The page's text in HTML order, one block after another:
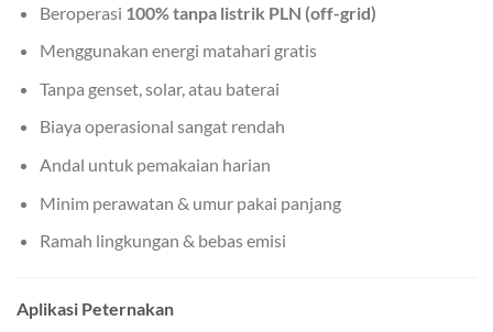
Beroperasi 100% tanpa listrik PLN (off-grid)
Menggunakan energi matahari gratis
Tanpa genset, solar, atau baterai
Biaya operasional sangat rendah
Andal untuk pemakaian harian
Minim perawatan & umur pakai panjang
Ramah lingkungan & bebas emisi
Aplikasi Peternakan